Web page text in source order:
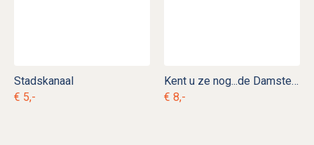
Stadskanaal
€ 5,-
Kent u ze nog...de Damsters
€ 8,-